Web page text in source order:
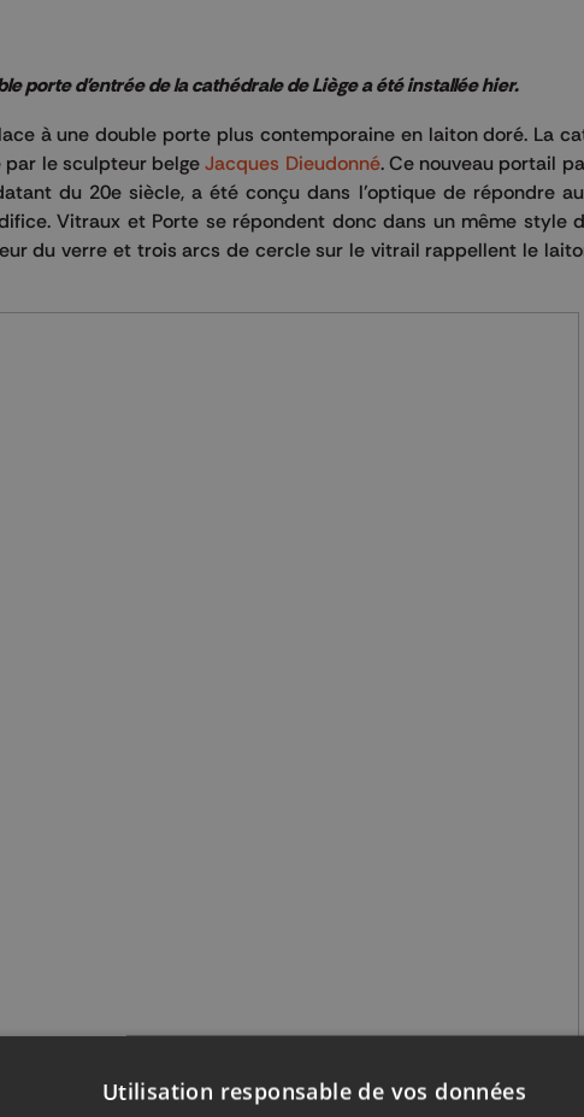
porte d'entrée de la cathédrale de Liège a été installée hier.
à une double porte plus contemporaine en laiton doré. La
par le sculpteur belgeJacques Dieudonné. Ce nouveau portail
du 20e siècle, a été conçu dans l'optique de répondre
Vitraux et Porte se répondent donc dans un même style
du verre et trois arcs de cercle sur le vitrail rappellent le
Utilisation responsable de vos données